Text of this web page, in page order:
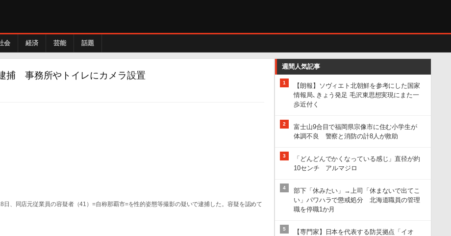
会 経済 芸能 話題
捕 事務所やトイレにカメラ設置
、同店元従業員の容疑者（41）=自称那覇市=を性的姿態等撮影の疑いで逮捕した。容疑を認めて
週間人気記事
1
【朗報】ソヴィエト北朝鮮を参考にした国家
情報局､きょう発足 毛沢東思想実現にまた一
歩近付く
2
富士山9合目で福岡県宗像市に住む小学生が
体調不良 警察と消防の計8人が救助
3
「どんどんでかくなっている感じ」直径が約
10センチ アルマジロ
4
部下「休みたい」→上司「休まないで出てこ
い」パワハラで懲戒処分 北海道職員の管理
職を停職1か月
5
【専門家】日本を代表する防災拠点「イオ